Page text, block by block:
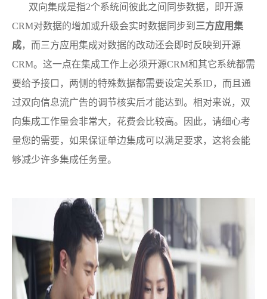
双向集成是指2个系统间彼此之间同歩数据，即开源
CRM对数据的增加或升级会实时数据同步到 三方应用集
成，而三方应用集成对数据的改动还会即时反映到开源
CRM。这一点在集成工作上必须开源CRM和其它系统都需
要给予接口，两侧的特殊数据都需要设定关系ID，而且通
过双向信息流广告的调节核实后才能达到。相对来说，双
向集成工作量会非常大，花费会比较高。因此，请细心考
量您的需要，如果保证单边集成可以满足要求，这将会能
够减少许多集成任务量。